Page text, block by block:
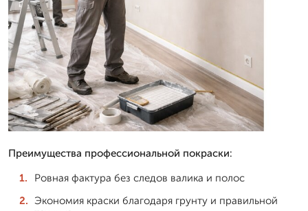
Преимущества профессиональной покраски:
Ровная фактура без следов валика и полос
Экономия краски благодаря грунту и правильной